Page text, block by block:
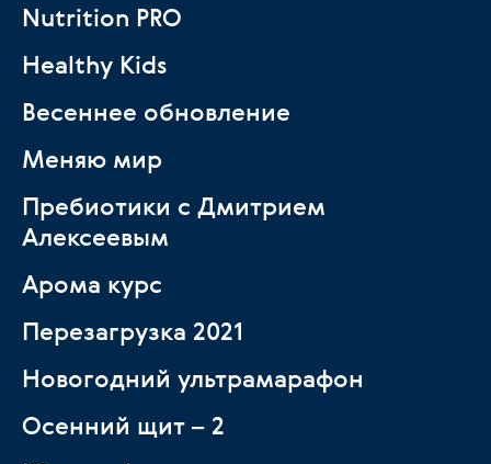
Nutrition PRO
Healthy Kids
Весеннее обновление
Меняю мир
Пребиотики с Дмитрием
Алексеевым
Арома курс
Перезагрузка 2021
Новогодний ультрамарафон
Осенний щит – 2